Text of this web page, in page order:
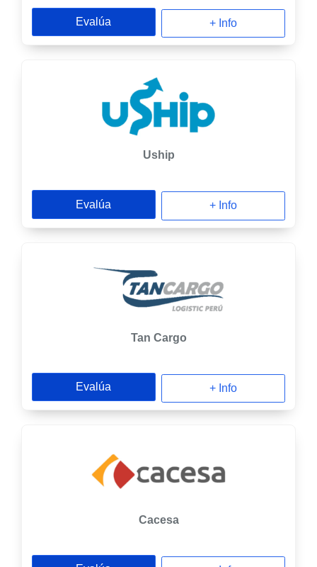
Evalúa + Info
Uship
Evalúa + Info
Tan Cargo
Evalúa + Info
Cacesa